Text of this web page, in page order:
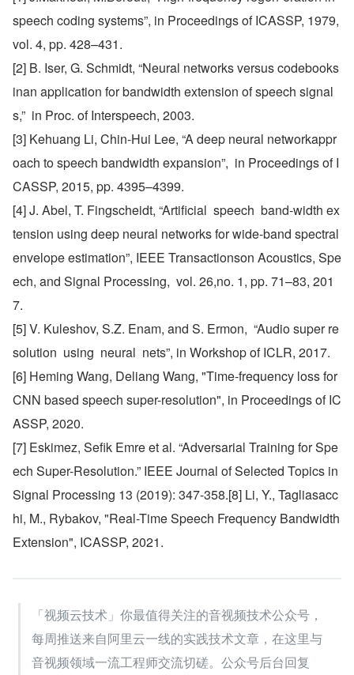
speech coding systems”, in Proceedings of ICASSP, 1979,
vol. 4, pp. 428–431.
[2] B. Iser, G. Schmidt, “Neural networks versus codebooks
inan application for bandwidth extension of speech signal
s,”  in Proc. of Interspeech, 2003.
[3] Kehuang Li, Chin-Hui Lee, “A deep neural networkappr
oach to speech bandwidth expansion”,  in Proceedings of I
CASSP, 2015, pp. 4395–4399.
[4] J. Abel, T. Fingscheidt, “Artificial  speech  band-width ex
tension using deep neural networks for wide-band spectral
envelope estimation”, IEEE Transactionson Acoustics, Spe
ech, and Signal Processing,  vol. 26,no. 1, pp. 71–83, 201
7.
[5] V. Kuleshov, S.Z. Enam, and S. Ermon,  “Audio super re
solution  using  neural  nets”, in Workshop of ICLR, 2017.
[6] Heming Wang, Deliang Wang, "Time-frequency loss for
CNN based speech super-resolution", in Proceedings of IC
ASSP, 2020.
[7] Eskimez, Sefik Emre et al. “Adversarial Training for Spe
ech Super-Resolution.” IEEE Journal of Selected Topics in
Signal Processing 13 (2019): 347-358.[8] Li, Y., Tagliasacc
hi, M., Rybakov, "Real-Time Speech Frequency Bandwidth
Extension", ICASSP, 2021.
「视频云技术」你最值得关注的音视频技术公众号，
每周推送来自阿里云一线的实践技术文章，在这里与
音视频领域一流工程师交流切磋。公众号后台回复